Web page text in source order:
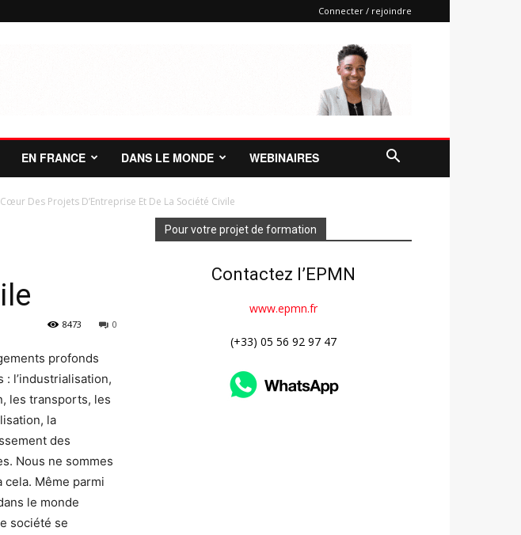
Connecter / rejoindre
EN FRANCE DANS LE MONDE WEBINAIRES
Cœur Des Projets D’Entreprise Et De La Société Civile
0
8473
profonds
: l’industrialisation,
les transports, les
la
des
Nous ne sommes
Même parmi
le monde
société se
Pour votre projet de formation
Contactez l’EPMN
www.epmn.fr
(+33) 05 56 92 97 47